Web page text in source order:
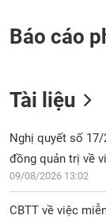
Báo cáo
Tài liệu
Nghị quyết số
đồng quản trị về
09/08/2026 13:02
CBTT về việc